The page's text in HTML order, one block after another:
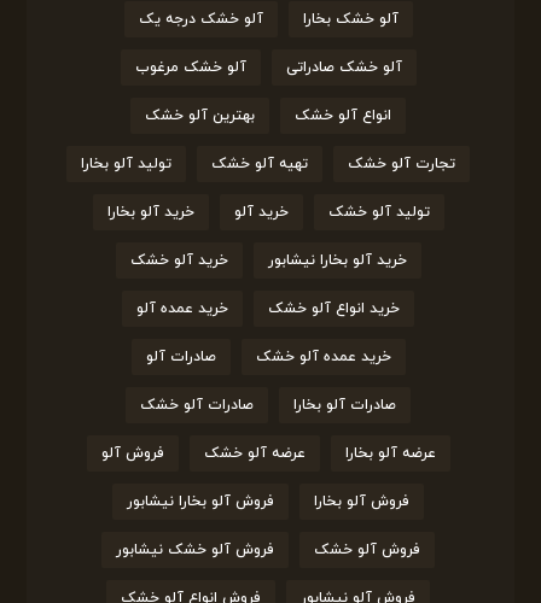
آلو خشک بخارا آلو خشک درجه یک
آلو خشک صادراتی آلو خشک مرغوب
انواع آلو خشک بهترین آلو خشک
تجارت آلو خشک تهیه آلو خشک تولید آلو بخارا
تولید آلو خشک خرید آلو خرید آلو بخارا
خرید آلو بخارا نیشابور خرید آلو خشک
خرید انواع آلو خشک خرید عمده آلو
خرید عمده آلو خشک صادرات آلو
صادرات آلو بخارا صادرات آلو خشک
عرضه آلو بخارا عرضه آلو خشک فروش آلو
فروش آلو بخارا فروش آلو بخارا نیشابور
فروش آلو خشک فروش آلو خشک نیشابور
فروش آلو نیشابور فروش انواع آلو خشک